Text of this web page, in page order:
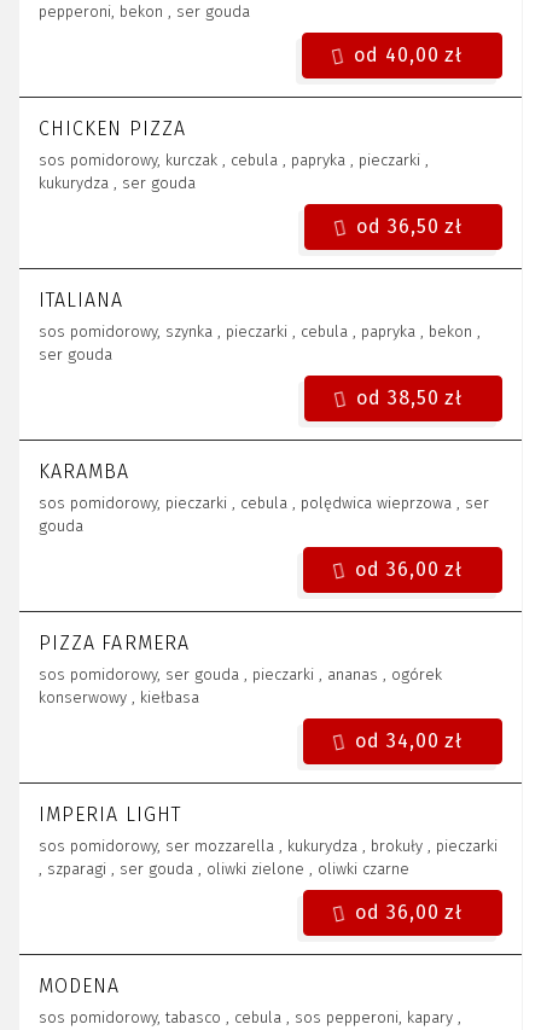
pepperoni, bekon , ser gouda
CHICKEN PIZZA
sos pomidorowy, kurczak , cebula , papryka , pieczarki ,
kukurydza , ser gouda
ITALIANA
sos pomidorowy, szynka , pieczarki , cebula , papryka , bekon ,
ser gouda
KARAMBA
sos pomidorowy, pieczarki , cebula , polędwica wieprzowa , ser
gouda
PIZZA FARMERA
sos pomidorowy, ser gouda , pieczarki , ananas , ogórek
konserwowy , kiełbasa
IMPERIA LIGHT
sos pomidorowy, ser mozzarella , kukurydza , brokuły , pieczarki
, szparagi , ser gouda , oliwki zielone , oliwki czarne
MODENA
sos pomidorowy, tabasco , cebula , sos pepperoni, kapary ,